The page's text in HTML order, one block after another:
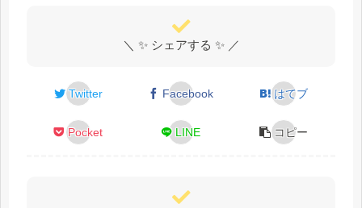
＼ ✨ シェアする ✨ ／
Twitter Facebook はてブ
Pocket LINE コピー